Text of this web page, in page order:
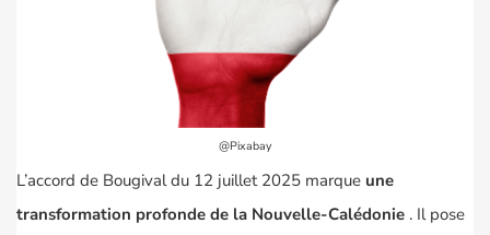
@Pixabay
L’accord de Bougival du 12 juillet 2025 marque une
transformation profonde de la Nouvelle-Calédonie . Il pose